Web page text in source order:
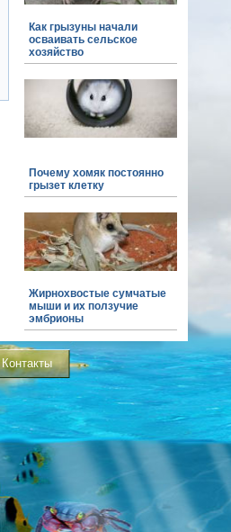
Как грызуны начали
осваивать сельское
хозяйство
Почему хомяк постоянно
грызет клетку
Жирнохвостые сумчатые
мыши и их ползучие
эмбрионы
Контакты